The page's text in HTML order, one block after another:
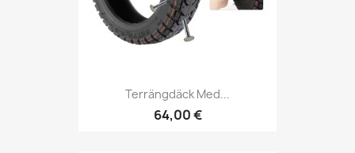
Terrängdäck Med...
64,00 €